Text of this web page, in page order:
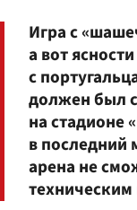
Игра с
а вот
с
должен был
на стадионе
в последний
арена не